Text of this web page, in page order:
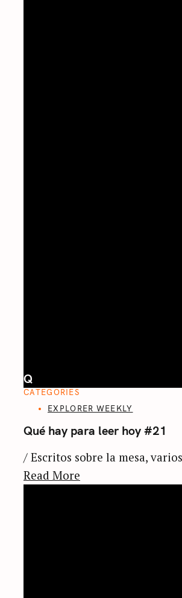
Q
CATEGORIES
EXPLORER WEEKLY
Qué hay para leer hoy #21
/ Escritos sobre la mesa,
Read More